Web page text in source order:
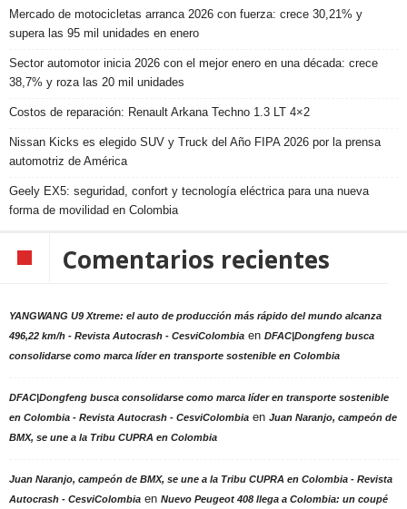
Mercado de motocicletas arranca 2026 con fuerza: crece 30,21% y
supera las 95 mil unidades en enero
Sector automotor inicia 2026 con el mejor enero en una década: crece
38,7% y roza las 20 mil unidades
Costos de reparación: Renault Arkana Techno 1.3 LT 4×2
Nissan Kicks es elegido SUV y Truck del Año FIPA 2026 por la prensa
automotriz de América
Geely EX5: seguridad, confort y tecnología eléctrica para una nueva
forma de movilidad en Colombia
Comentarios recientes
YANGWANG U9 Xtreme: el auto de producción más rápido del mundo alcanza
496,22 km/h - Revista Autocrash - CesviColombia en DFAC|Dongfeng busca
consolidarse como marca líder en transporte sostenible en Colombia
DFAC|Dongfeng busca consolidarse como marca líder en transporte sostenible
en Colombia - Revista Autocrash - CesviColombia en Juan Naranjo, campeón de
BMX, se une a la Tribu CUPRA en Colombia
Juan Naranjo, campeón de BMX, se une a la Tribu CUPRA en Colombia - Revista
Autocrash - CesviColombia en Nuevo Peugeot 408 llega a Colombia: un coupé